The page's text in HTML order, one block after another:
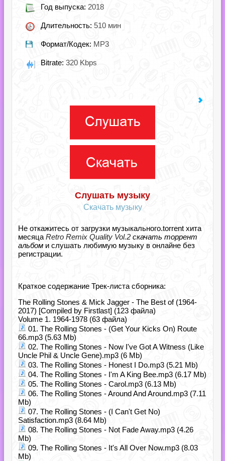
Год выпуска: 2018
Длительность: 510 мин
Формат/Кодек: MP3
Bitrate: 320 Kbps
Слушать музыку
Скачать музыку
Не откажитесь от загрузки музыкального.torrent хита
месяца Retro Remix Quality Vol.2 скачать торрент
альбом и слушать любимую музыку в онлайне без
регистрации.
Краткое содержание Трек-листа сборника:
The Rolling Stones & Mick Jagger - The Best of (1964-
2017) [Compiled by Firstlast] (123 файла)
Volume 1. 1964-1978 (63 файла)
01. The Rolling Stones - (Get Your Kicks On) Route
66.mp3 (5.63 Mb)
02. The Rolling Stones - Now I've Got A Witness (Like
Uncle Phil & Uncle Gene).mp3 (6 Mb)
03. The Rolling Stones - Honest I Do.mp3 (5.21 Mb)
04. The Rolling Stones - I'm A King Bee.mp3 (6.17 Mb)
05. The Rolling Stones - Carol.mp3 (6.13 Mb)
06. The Rolling Stones - Around And Around.mp3 (7.11
Mb)
07. The Rolling Stones - (I Can't Get No)
Satisfaction.mp3 (8.64 Mb)
08. The Rolling Stones - Not Fade Away.mp3 (4.26
Mb)
09. The Rolling Stones - It's All Over Now.mp3 (8.03
Mb)